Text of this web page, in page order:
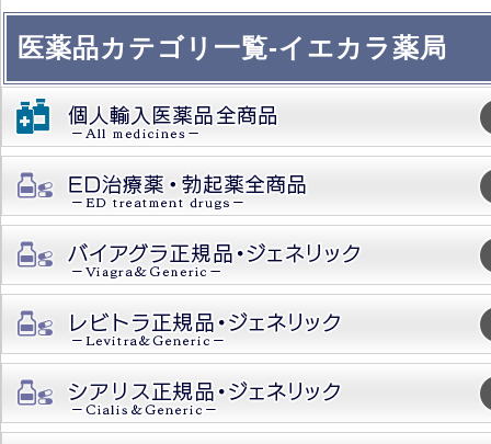
医薬品カテゴリ一覧-イエカラ薬局